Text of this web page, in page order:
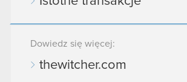
Dowiedz się więcej:
thewitcher.com